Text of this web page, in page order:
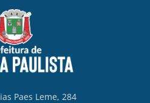
Paes Leme, 284